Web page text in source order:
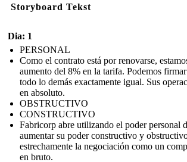
Storyboard Tekst
Dia: 1
PERSONAL
Como el contrato está por renovarse,
aumento del 8% en la tarifa. Podemos
todo lo demás exactamente igual. Sus
en absoluto.
OBSTRUCTIVO
CONSTRUCTIVO
Fabricorp abre utilizando el poder personal
aumentar su poder constructivo y
estrechamente la negociación como un
en bruto.